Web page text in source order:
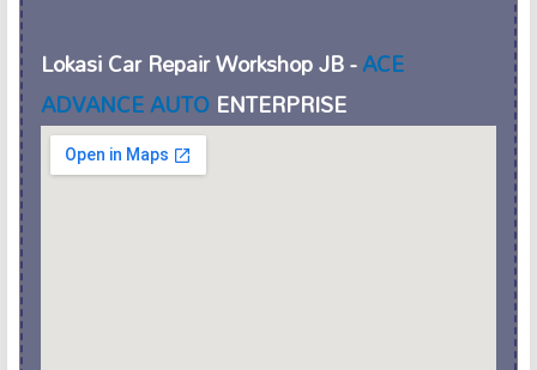
Lokasi Car Repair Workshop JB -ACE
ADVANCE AUTOENTERPRISE